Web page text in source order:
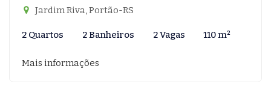
Jardim Riva, Portão-RS
2 Quartos 2 Banheiros 2 Vagas 110 m²
Mais informações